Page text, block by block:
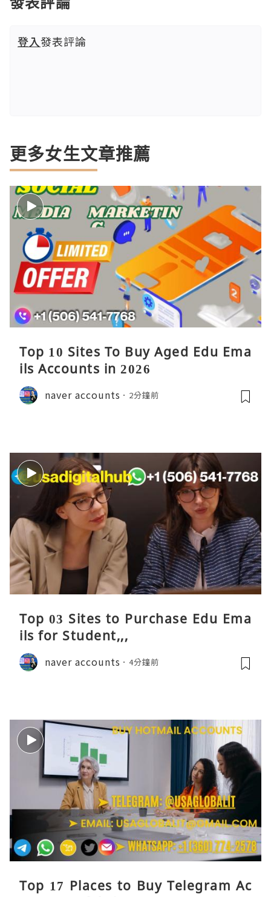
登入發表評論
更多女生文章推薦
Top 10 Sites To Buy Aged Edu Ema
ils Accounts in 2026
naver accounts 2分鐘前
Top 03 Sites to Purchase Edu Ema
ils for Student,,,
naver accounts 4分鐘前
Top 17 Places to Buy Telegram Ac